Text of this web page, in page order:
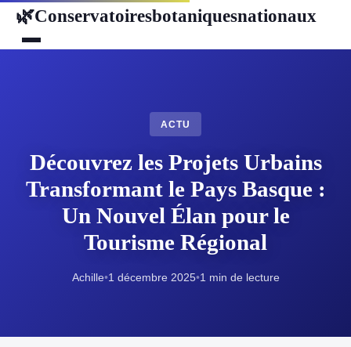
🌿Conservatoiresbotaniquesnationaux
ACTU
Découvrez les Projets Urbains
Transformant le Pays Basque :
Un Nouvel Élan pour le
Tourisme Régional
Achille•1 décembre 2025•1 min de lecture